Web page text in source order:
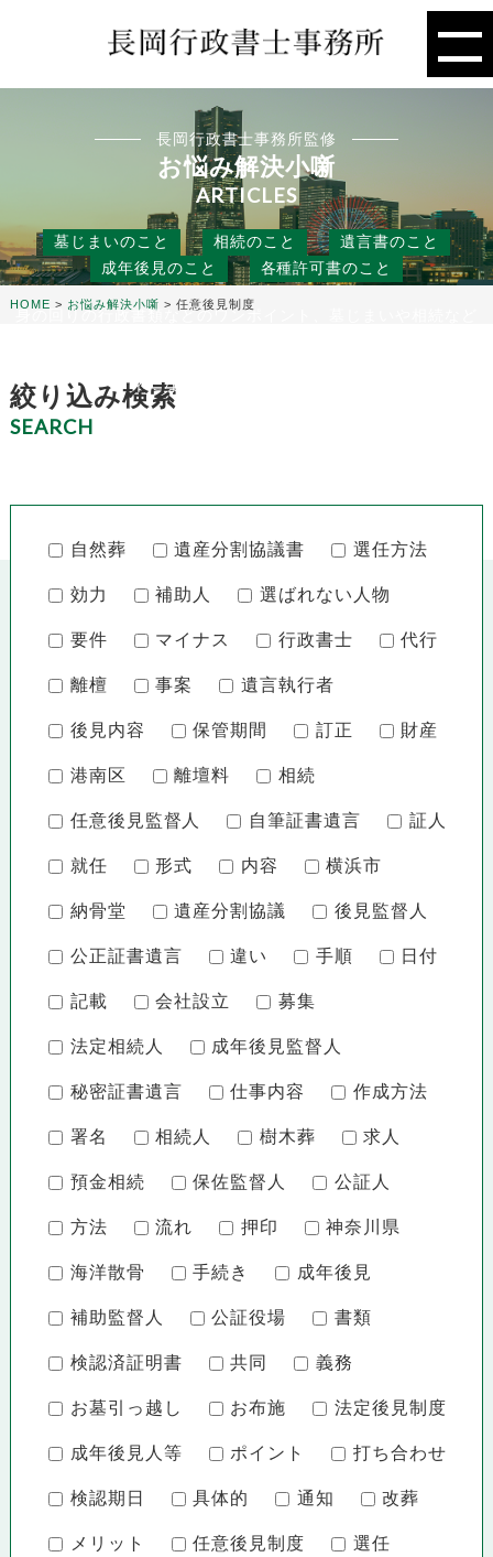
長岡行政書士事務所監修
お悩み解決小噺
ARTICLES
墓じまいのこと 相続のこと
遺言書のこと
成年後見のこと
各種許可書のこと
身の回りの行政書類などのワンポイント、墓じまいや相続など
ネになる小噺をお届けします。
HOME > お悩み解決小噺 > 任意後見制度
絞り込み検索
SEARCH
自然葬 遺産分割協議書 選任方法
効力 補助人 選ばれない人物
要件 マイナス 行政書士 代行
離檀 事案 遺言執行者
後見内容 保管期間 訂正 財産
港南区 離壇料 相続
任意後見監督人 自筆証書遺言 証人
就任 形式 内容 横浜市
納骨堂 遺産分割協議 後見監督人
公正証書遺言 違い 手順 日付
記載 会社設立 募集
法定相続人 成年後見監督人
秘密証書遺言 仕事内容 作成方法
署名 相続人 樹木葬 求人
預金相続 保佐監督人 公証人
方法 流れ 押印 神奈川県
海洋散骨 手続き 成年後見
補助監督人 公証役場 書類
検認済証明書 共同 義務
お墓引っ越し お布施 法定後見制度
成年後見人等 ポイント 打ち合わせ
検認期日 具体的 通知 改葬
メリット 任意後見制度 選任